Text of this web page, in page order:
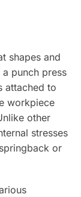
shapes and
punch press
attached to
workpiece
other
stresses
or